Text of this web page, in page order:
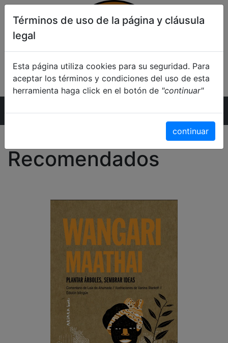
Inicio
Recomendados
Términos de uso de la página y cláusula
legal
Esta página utiliza cookies para su seguridad. Para
aceptar los términos y condiciones del uso de esta
herramienta haga click en el botón de "continuar"
continuar